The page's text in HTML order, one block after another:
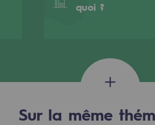
durables
quoi ?
Sur la même